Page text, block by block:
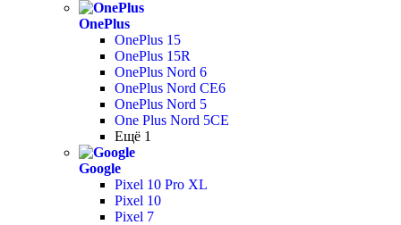
OnePlus
OnePlus 15
OnePlus 15R
OnePlus Nord 6
OnePlus Nord CE6
OnePlus Nord 5
One Plus Nord 5CE
Ещё 1
Google
Pixel 10 Pro XL
Pixel 10
Pixel 7